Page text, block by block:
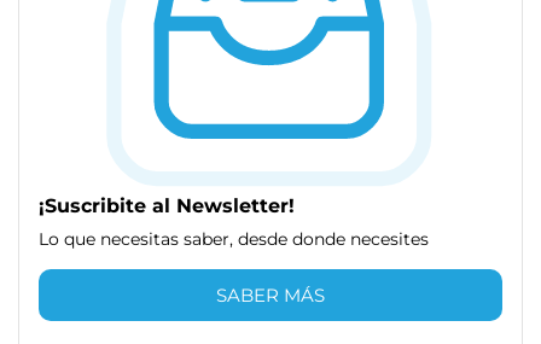
¡Suscribite al Newsletter!
Lo que necesitas saber, desde donde necesites
SABER MÁS